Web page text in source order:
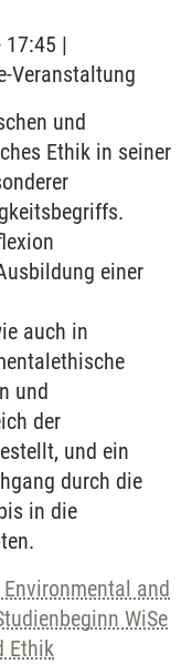
17:45 |
Veranstaltung
und
Ethik in seiner
einer
auch in
und
der
und ein
durch die
in die
and
WiSe
Ethik